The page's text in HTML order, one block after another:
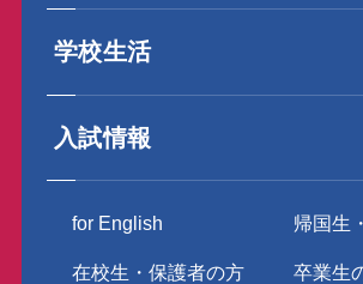
学校生活
入試情報
for English 帰国生
在校生・保護者の方 卒業生